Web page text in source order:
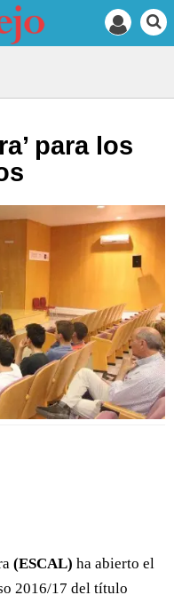
para los
(ESCAL) ha abierto el
2016/17 del título